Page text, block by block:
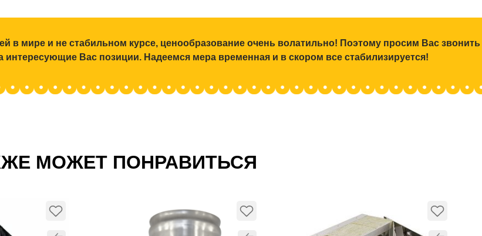
в мире и не стабильном курсе, ценообразование очень волатильно! Поэтому просим Вас звонить
интересующие Вас позиции. Надеемся мера временная и в скором все стабилизируется!
МОЖЕТ ПОНРАВИТЬСЯ